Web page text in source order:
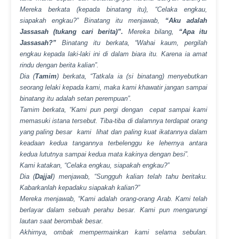
Mereka berkata (kepada binatang itu), “Celaka engkau,
siapakah engkau?” Binatang itu menjawab, “Aku adalah
Jassasah (tukang cari berita)”. Mereka bilang, “Apa itu
Jassasah?”Binatang itu berkata, “Wahai kaum, pergilah
engkau kepada laki-laki ini di dalam biara itu. Karena ia amat
rindu dengan berita kalian”.
Dia (Tamim) berkata, “Tatkala ia (si binatang) menyebutkan
seorang lelaki kepada kami, maka kami khawatir jangan sampai
binatang itu adalah setan perempuan”.
Tamim berkata, “Kami pun pergi dengan cepat sampai kami
memasuki istana tersebut. Tiba-tiba di dalamnya terdapat orang
yang paling besar kami lihat dan paling kuat ikatannya dalam
keadaan kedua tangannya terbelenggu ke lehernya antara
kedua lututnya sampai kedua mata kakinya dengan besi”.
Kami katakan, “Celaka engkau, siapakah engkau?”
Dia (Dajjal) menjawab, “Sungguh kalian telah tahu beritaku.
Kabarkanlah kepadaku siapakah kalian?”
Mereka menjawab, “Kami adalah orang-orang Arab. Kami telah
berlayar dalam sebuah perahu besar. Kami pun mengarungi
lautan saat berombak besar.
Akhirnya, ombak mempermainkan kami selama sebulan.